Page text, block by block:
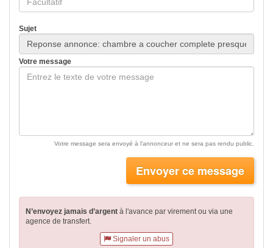
Sujet
Votre message
Votre message sera envoyé à l'annonceur et ne sera pas rendu public.
Envoyer ce message
N’envoyez jamais d’argent à l'avance par virementou via une
agence de transfert.
Signaler un abus